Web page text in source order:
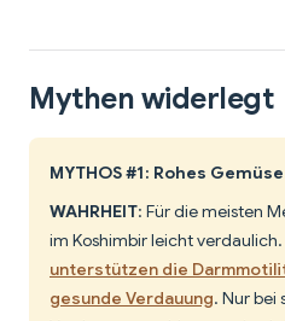
Mythen widerlegt
MYTHOS #1: Rohes
WAHRHEIT: Für die meisten
im Koshimbir leicht verdaulich.
unterstützen die
gesunde Verdauung. Nur bei